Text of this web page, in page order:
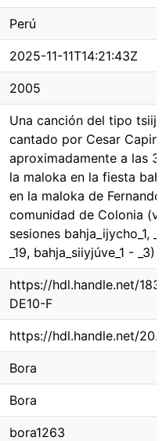
Perú
2025-11-11T14:21:43Z
2005
Una canción del tipo
cantado por Cesar
aproximadamente a las 3
la maloka en la fiesta
en la maloka de
comunidad de Colonia
sesiones bahja_ijycho_1,
_19, bahja_siiyjúve_1 - _3)
https://hdl.handle.net/
DE10-F
https://hdl.handle.net/
Bora
Bora
bora1263